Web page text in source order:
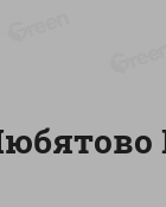
картой